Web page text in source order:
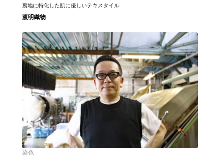
裏地に特化した肌に優しいテキスタイル
渡明織物
染色